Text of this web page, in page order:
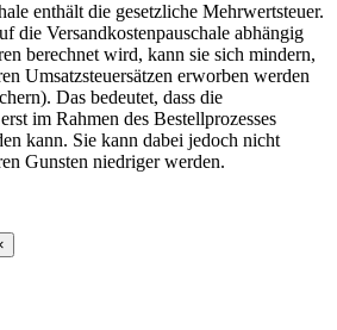
enthält die gesetzliche Mehrwertsteuer.
die Versandkostenpauschale abhängig
berechnet wird, kann sie sich mindern,
Umsatzsteuersätzen erworben werden
Das bedeutet, dass die
im Rahmen des Bestellprozesses
kann. Sie kann dabei jedoch nicht
Gunsten niedriger werden.